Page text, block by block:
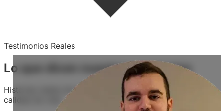
Testimonios Reales
Lo que dicen nuestrospacientes
Historias reales de personas que han mejorado su
calidad de vida